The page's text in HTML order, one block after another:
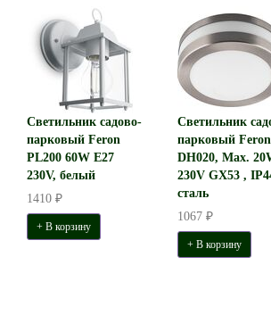
Светильник садово-
парковый Feron
PL200 60W E27
230V, белый
1410 ₽
+ В корзину
Светильник
парковый Feron
DH020, Max.
230V GX53 ,
сталь
1067 ₽
+ В корзину